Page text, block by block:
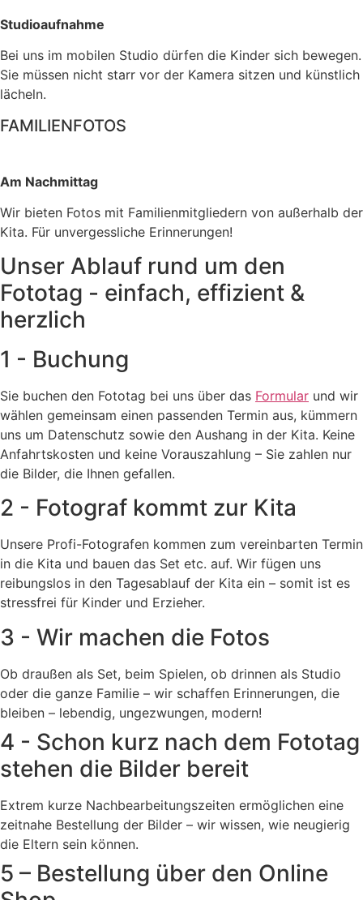
Studioaufnahme
Bei uns im mobilen Studio dürfen die Kinder sich bewegen.
Sie müssen nicht starr vor der Kamera sitzen und künstlich
lächeln.
FAMILIENFOTOS
Am Nachmittag
Wir bieten Fotos mit Familienmitgliedern von außerhalb der
Kita. Für unvergessliche Erinnerungen!
Unser Ablauf rund um den
Fototag - einfach, effizient &
herzlich
1 - Buchung
Sie buchen den Fototag bei uns über das Formular und wir
wählen gemeinsam einen passenden Termin aus, kümmern
uns um Datenschutz sowie den Aushang in der Kita. Keine
Anfahrtskosten und keine Vorauszahlung – Sie zahlen nur
die Bilder, die Ihnen gefallen.
2 - Fotograf kommt zur Kita
Unsere Profi-Fotografen kommen zum vereinbarten Termin
in die Kita und bauen das Set etc. auf. Wir fügen uns
reibungslos in den Tagesablauf der Kita ein – somit ist es
stressfrei für Kinder und Erzieher.
3 - Wir machen die Fotos
Ob draußen als Set, beim Spielen, ob drinnen als Studio
oder die ganze Familie – wir schaffen Erinnerungen, die
bleiben – lebendig, ungezwungen, modern!
4 - Schon kurz nach dem Fototag
stehen die Bilder bereit
Extrem kurze Nachbearbeitungszeiten ermöglichen eine
zeitnahe Bestellung der Bilder – wir wissen, wie neugierig
die Eltern sein können.
5 – Bestellung über den Online